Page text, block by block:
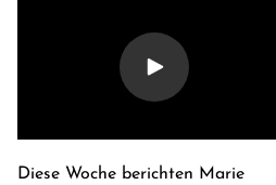
Diese Woche berichten Marie